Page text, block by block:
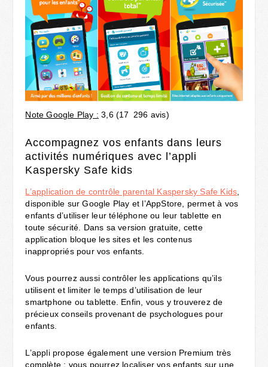
Note Google Play : 3,6 (17 296 avis)
Accompagnez vos enfants dans leurs
activités numériques avec l’appli
Kaspersky Safe kids
L’application de contrôle parental Kaspersky Safe Kids
disponible sur Google Play et l’AppStore, permet à vos
enfants d’utiliser leur téléphone ou leur tablette en
toute sécurité. Dans sa version gratuite, cette
application bloque les sites et les contenus
inappropriés pour vos enfants.
Vous pourrez aussi contrôler les applications qu’ils
utilisent et limiter le temps d’utilisation de leur
smartphone ou tablette. Enfin, vous y trouverez de
précieux conseils provenant de psychologues pour
enfants.
L’appli propose également une version Premium très
complète : vous pourrez localiser vos enfants sur une